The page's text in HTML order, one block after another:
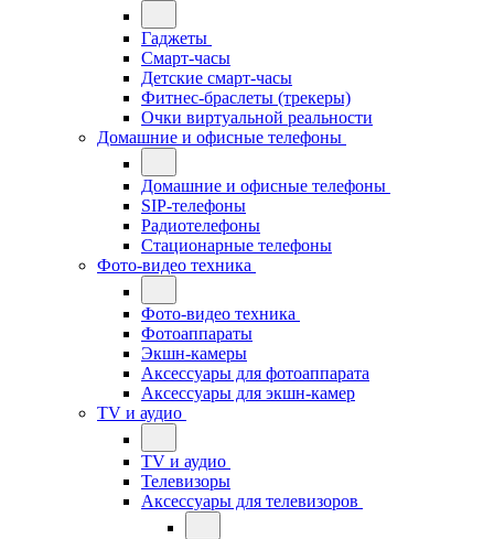
Гаджеты
Смарт-часы
Детские смарт-часы
Фитнес-браслеты (трекеры)
Очки виртуальной реальности
Домашние и офисные телефоны
Домашние и офисные телефоны
SIP-телефоны
Радиотелефоны
Стационарные телефоны
Фото-видео техника
Фото-видео техника
Фотоаппараты
Экшн-камеры
Аксессуары для фотоаппарата
Аксессуары для экшн-камер
TV и аудио
TV и аудио
Телевизоры
Аксессуары для телевизоров